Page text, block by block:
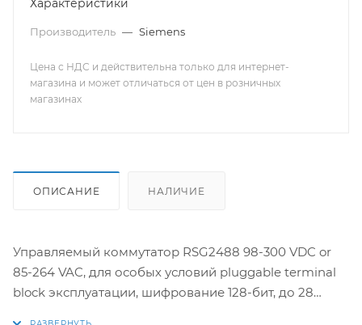
(SFP1122-1SX) 2x 100FX SFP - multimode 1310nm, LC, 2km
(SFP1121-1FX2)
Характеристики
Производитель — Siemens
Цена с НДС и действительна только для интернет-
магазина и может отличаться от цен в розничных
магазинах
ОПИСАНИЕ НАЛИЧИЕ
Управляемый коммутатор RSG2488 98-300 VDC or
85-264 VAC, для особых условий pluggable terminal
block эксплуатации, шифрование 128-бит, до 28